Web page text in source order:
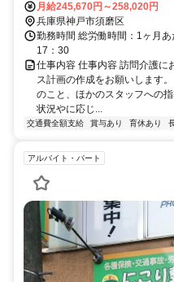
月給245,670円～258,020円
兵庫県神戸市須磨区
勤務時間 総労働時間：1ヶ月
17：30
仕事内容 仕事内容 訪問介護に
ス計画の作成をお願いします
のこと、ほかのスタッフへの
状況やに応じ...
交通費全額支給 賞与あり 育休あり
アルバイト・パート